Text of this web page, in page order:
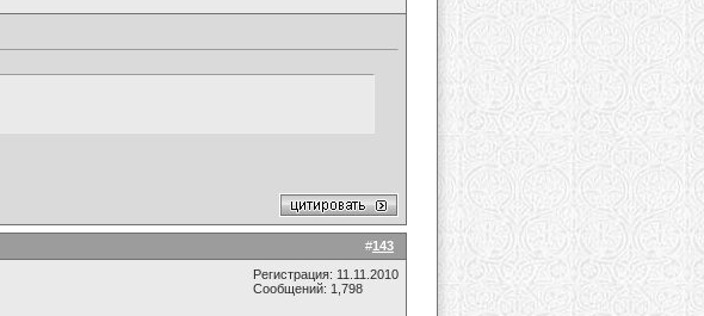
#143
Регистрация: 11.11.2010
Сообщений: 1,798